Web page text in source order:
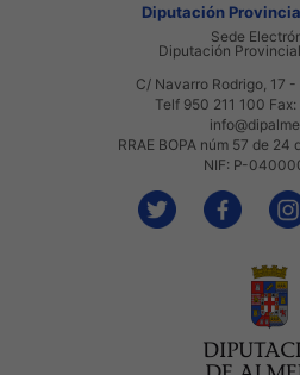
Diputación
Sede
Diputación
C/ Navarro Rodrigo, 17
Telf 950 211 100 Fax:
RRAE BOPA núm 57 de
NIF: P-